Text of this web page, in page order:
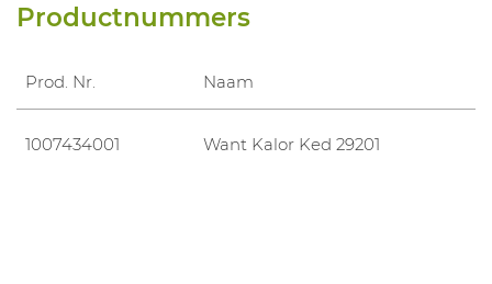
Productnummers
Prod. Nr. Naam
1007434001 Want Kalor Ked 29201